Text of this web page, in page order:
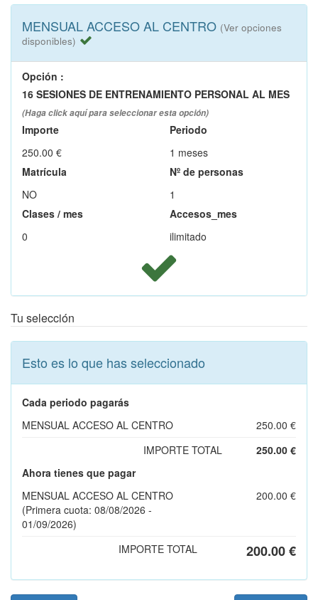
MENSUAL ACCESO AL CENTRO (Ver opciones
disponibles)
Opción :
16 SESIONES DE ENTRENAMIENTO PERSONAL AL MES
(Haga click aquí para seleccionar esta opción)
Importe
250.00 €
Periodo
1 meses
Matrícula
NO
Nº de personas
1
Clases / mes
0
Accesos_mes
ilimitado
Tu selección
Esto es lo que has seleccionado
Cada periodo pagarás
MENSUAL ACCESO AL CENTRO
250.00 €
IMPORTE TOTAL
250.00 €
Ahora tienes que pagar
MENSUAL ACCESO AL CENTRO
(Primera cuota: 08/08/2026 -
01/09/2026)
200.00 €
IMPORTE TOTAL 200.00 €